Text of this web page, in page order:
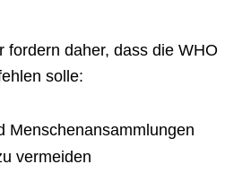
fordern daher, dass die WHO
solle:
Menschenansammlungen
vermeiden